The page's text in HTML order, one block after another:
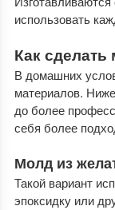
использовать
Как
В домашних
материалов.
до более
себя более
Молд из
Такой вариант
эпоксидку или